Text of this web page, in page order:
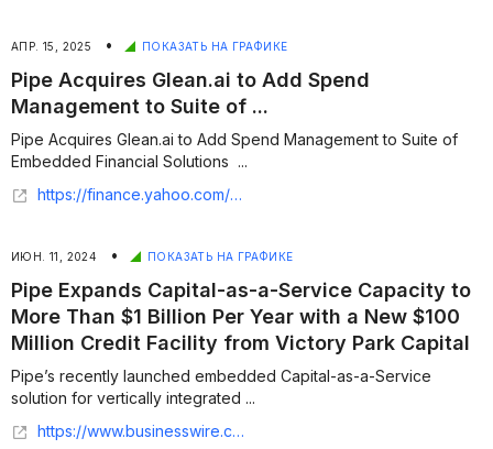
АПР. 15, 2025 • ПОКАЗАТЬ НА ГРАФИКЕ
Pipe Acquires Glean.ai to Add Spend
Management to Suite of ...
Pipe Acquires Glean.ai to Add Spend Management to Suite of
Embedded Financial Solutions ...
https://finance.yahoo.com/news/pipe-acquires-glean-ai-add-120000926.html
ИЮН. 11, 2024 • ПОКАЗАТЬ НА ГРАФИКЕ
Pipe Expands Capital-as-a-Service Capacity to
More Than $1 Billion Per Year with a New $100
Million Credit Facility from Victory Park Capital
Pipe’s recently launched embedded Capital-as-a-Service
solution for vertically integrated ...
https://www.businesswire.com/news/home/20240611950405/en/Pipe-Expands-Capital-as-a-Service-Capacity-to-More-Than-1-Billion-Per-Year-with-a-New-100-Million-Credit-Facility-from-Victory-Park-Capital